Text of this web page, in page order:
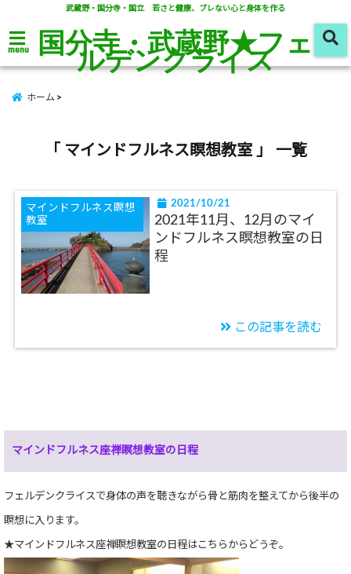
武蔵野・国分寺・国立 若さと健康、ブレない心と身体を作る
menu 国分寺・武蔵野★フェ
ルデンクライス
ホーム
「 マインドフルネス瞑想教室 」 一覧
マインドフルネス瞑想
教室
2021/10/21
2021年11月、12月のマイ
ンドフルネス瞑想教室の日
程
この記事を読む
マインドフルネス座禅瞑想教室の日程
フェルデンクライスで身体の声を聴きながら骨と筋肉を整えてから後半の
瞑想に入ります。
★マインドフルネス座禅瞑想教室の日程はこちらからどうぞ。